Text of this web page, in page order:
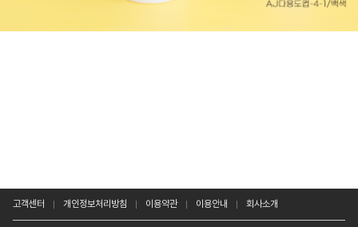
고객센터 개인정보처리방침 이용약관 이용안내 회사소개